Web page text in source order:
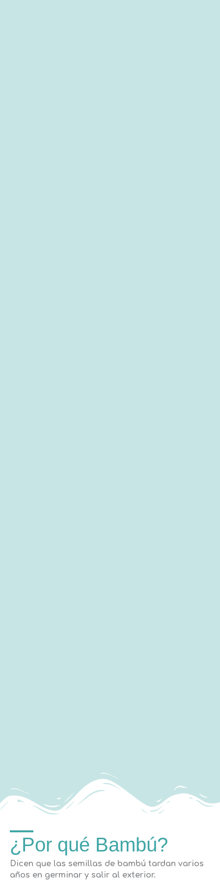
¿Por qué Bambú?
Dicen que las semillas de bambú tardan varios
años en germinar y salir al exterior.